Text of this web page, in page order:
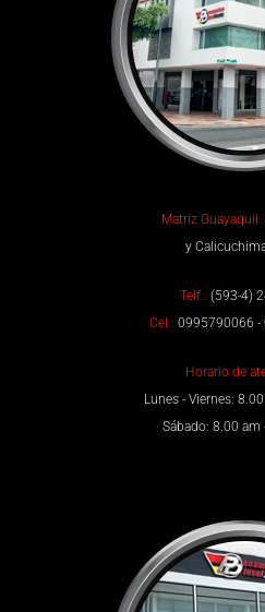
Matriz Guayaquil:
y
Telf.: (593-4)
Cel.: 0995790066 -
Horario de
Lunes - Viernes:
Sábado: 8.00 am